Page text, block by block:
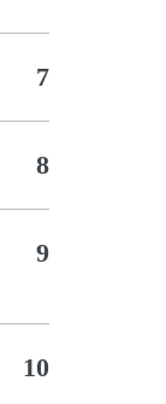
7
8
9
10